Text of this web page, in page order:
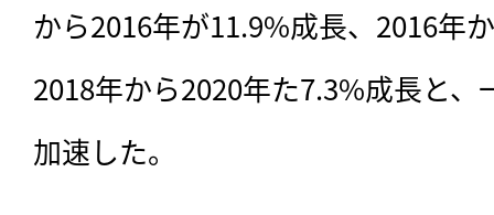
から2016年が11.9%成長、2016年
2018年から2020年た7.3%成長と
加速した。